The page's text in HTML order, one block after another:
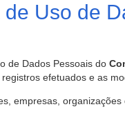
de Uso de
de Dados Pessoais do
efetuados e as
empresas,